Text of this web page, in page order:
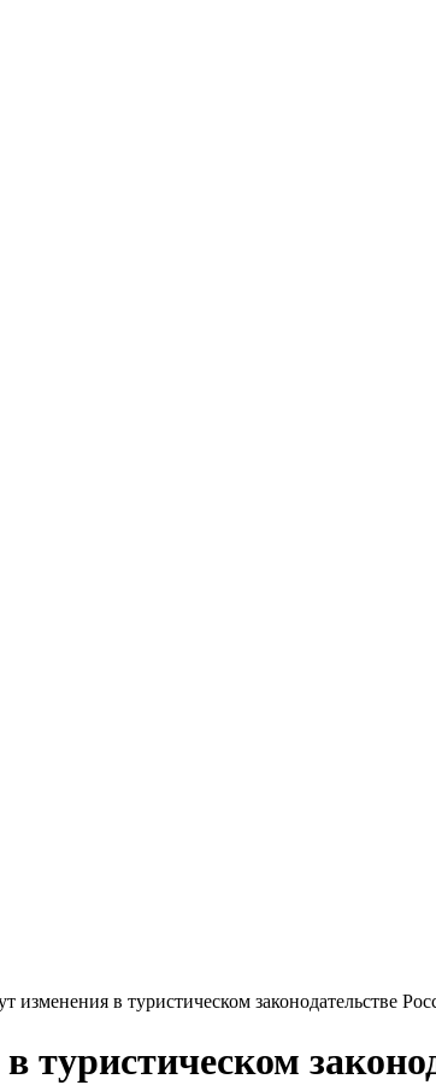
изменения в туристическом законодательстве
туристическом